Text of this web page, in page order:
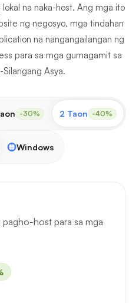
na naka-host. Ang mga ito
ng negosyo, mga tindahan
na nangangailangan ng
para sa mga gumagamit sa
Asya.
-30% 2 Taon -40%
Windows
host para sa mga